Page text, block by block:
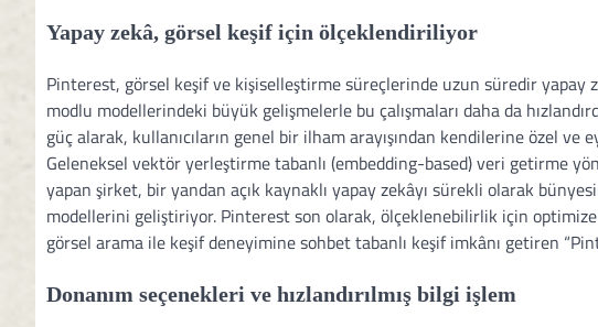
Yapay zekâ, görsel keşif için ölçeklendiriliyor
Pinterest, görsel keşif ve kişiselleştirme süreçlerinde uzun süredir yapay
modlu modellerindeki büyük gelişmelerle bu çalışmaları daha da
güç alarak, kullanıcıların genel bir ilham arayışından kendilerine özel ve
Geleneksel vektör yerleştirme tabanlı (embedding-based) veri getirme
yapan şirket, bir yandan açık kaynaklı yapay zekâyı sürekli olarak
modellerini geliştiriyor. Pinterest son olarak, ölçeklenebilirlik için
görsel arama ile keşif deneyimine sohbet tabanlı keşif imkânı getiren
Donanım seçenekleri ve hızlandırılmış bilgi işlem